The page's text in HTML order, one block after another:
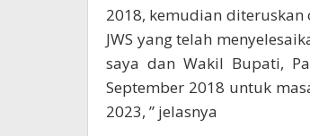
2018, kemudian diteruskan
JWS yang telah
saya dan Wakil Bupati,
September 2018 untuk
2023, ” jelasnya